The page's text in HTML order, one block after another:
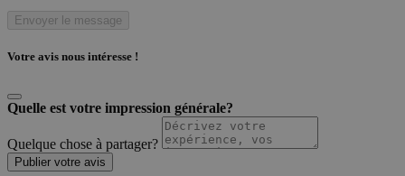
Envoyer le message
Votre avis nous intéresse !
Quelle est votre impression générale?
Quelque chose à partager?
Publier votre avis